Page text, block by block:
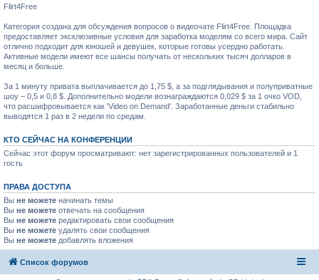
Flirt4Free
Категория создана для обсуждения вопросов о видеочате Flirt4Free. Площадка
предоставляет эксклюзивные условия для заработка моделям со всего мира. Сайт
отлично подходит для юношей и девушек, которые готовы усердно работать.
Активные модели имеют все шансы получать от нескольких тысяч долларов в
месяц и больше.
За 1 минуту привата выплачивается до 1,75 $, а за подглядывания и полуприватные
шоу – 0,5 и 0,8 $. Дополнительно модели вознаграждаются 0,029 $ за 1 очко VOD,
что расшифровывается как 'Video on Demand'. Заработанные деньги стабильно
выводятся 1 раз в 2 недели по средам.
КТО СЕЙЧАС НА КОНФЕРЕНЦИИ
Сейчас этот форум просматривают: нет зарегистрированных пользователей и 1
гость
ПРАВА ДОСТУПА
Вы не можете начинать темы
Вы не можете отвечать на сообщения
Вы не можете редактировать свои сообщения
Вы не можете удалять свои сообщения
Вы не можете добавлять вложения
Список форумов